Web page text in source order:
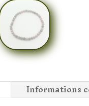
Informations